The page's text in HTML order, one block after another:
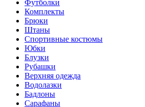
Футболки
Комплекты
Брюки
Штаны
Спортивные костюмы
Юбки
Блузки
Рубашки
Верхняя одежда
Водолазки
Бадлоны
Сарафаны